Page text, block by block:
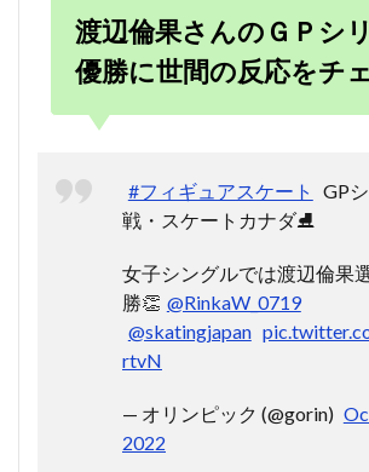
渡辺倫果さんのＧＰシ
優勝に世間の反応をチ
#フィギュアスケート
GP
戦・スケートカナダ⛸️
女子シングルでは渡辺倫果
勝👏 @RinkaW_0719
@skatingjapan
rtvN
— オリンピック (@gorin)
2022